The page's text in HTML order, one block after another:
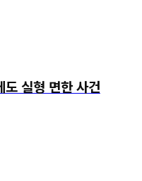
실형 면한 사건